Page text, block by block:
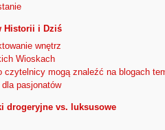
Historii i Dziś
wnętrz
Wioskach
czytelnicy mogą znaleźć na blogach
pasjonatów
drogeryjne vs. luksusowe